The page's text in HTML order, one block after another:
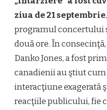
ziua de 21 septembrie
programul concertului
două ore. În
Danko Jones, a fost
canadienii au ştiut cum
interacţiune exagerată
reacţiile publicului, fie